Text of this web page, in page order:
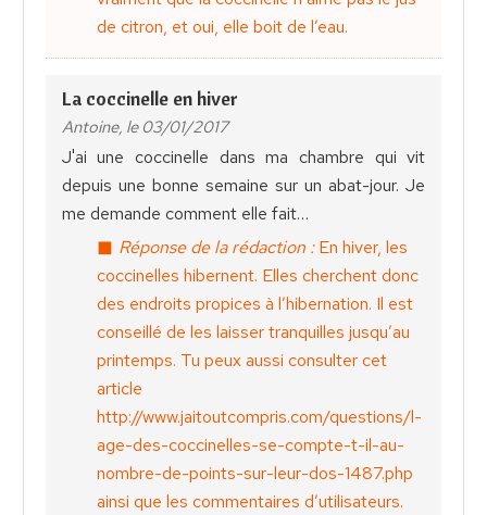
de citron, et oui, elle boit de l’eau.
La coccinelle en hiver
Antoine, le 03/01/2017
J'ai une coccinelle dans ma chambre qui vit
depuis une bonne semaine sur un abat-jour. Je
me demande comment elle fait…
Réponse de la rédaction :En hiver, les
coccinelles hibernent. Elles cherchent donc
des endroits propices à l’hibernation. Il est
conseillé de les laisser tranquilles jusqu’au
printemps. Tu peux aussi consulter cet
article
http://www.jaitoutcompris.com/questions/l-
age-des-coccinelles-se-compte-t-il-au-
nombre-de-points-sur-leur-dos-1487.php
ainsi que les commentaires d’utilisateurs.